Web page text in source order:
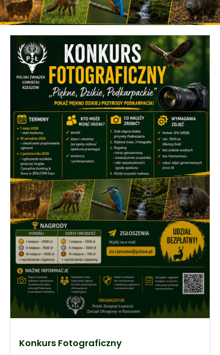
Konkurs Fotograficzny